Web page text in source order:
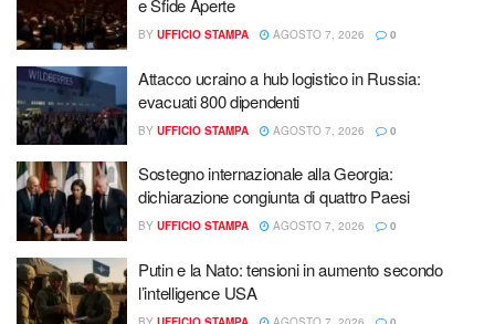
e Sfide Aperte
BY UFFICIO STAMPA AGOSTO 7, 2026 0
Attacco ucraino a hub logistico in Russia:
evacuati 800 dipendenti
BY UFFICIO STAMPA AGOSTO 7, 2026 0
Sostegno internazionale alla Georgia:
dichiarazione congiunta di quattro Paesi
BY UFFICIO STAMPA AGOSTO 7, 2026 0
Putin e la Nato: tensioni in aumento secondo
l’intelligence USA